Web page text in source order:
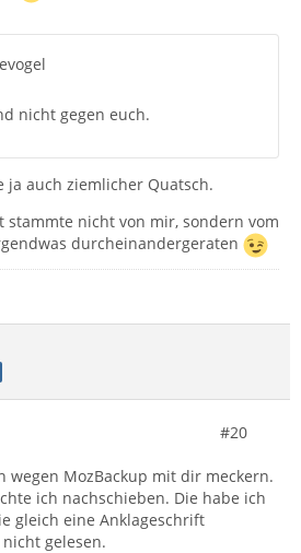
nicht gegen euch.
ja auch ziemlicher Quatsch.
stammte nicht von mir, sondern vom
durcheinandergeraten
#20
wegen MozBackup mit dir meckern.
ich nachschieben. Die habe ich
gleich eine Anklageschrift
gelesen.